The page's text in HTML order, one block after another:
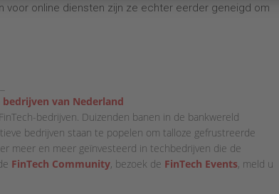
online diensten zijn ze echter eerder geneigd om
van Nederland
bedrijven. Duizenden banen in de bankwereld
bedrijven staan te popelen om talloze gefrustreerde
meer en meer geïnvesteerd in techbedrijven die de
FinTech Community, bezoek de FinTech Events, meld u